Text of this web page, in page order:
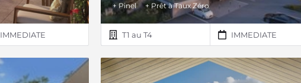
IMMEDIATE
+ Pinel + Prêt à Taux Zéro
T1 au T4 IMMEDIATE